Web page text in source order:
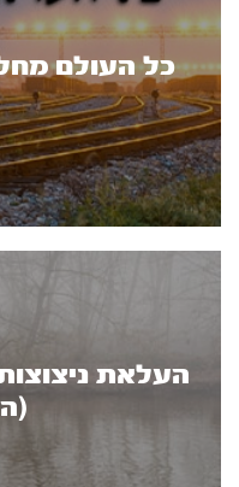
כל העולם
העלאת